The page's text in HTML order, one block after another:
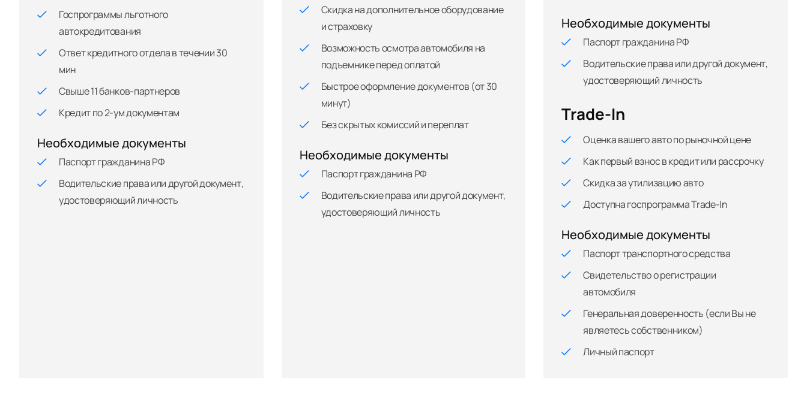
Госпрограммы льготного
автокредитования
Ответ кредитного отдела в течении 30
мин
Свыше 11 банков-партнеров
Кредит по 2-ум документам
Необходимые документы
Паспорт гражданина РФ
Водительские права или другой документ,
удостоверяющий личность
Скидка на дополнительное оборудование
и страховку
Возможность осмотра автомобиля на
подъемнике перед оплатой
Быстрое оформление документов (от 30
минут)
Без скрытых комиссий и переплат
Необходимые документы
Паспорт гражданина РФ
Водительские права или другой документ,
удостоверяющий личность
Необходимые документы
Паспорт гражданина РФ
Водительские права или другой документ,
удостоверяющий личность
Trade-In
Оценка вашего авто по рыночной цене
Как первый взнос в кредит или рассрочку
Скидка за утилизацию авто
Доступна госпрограмма Trade-In
Необходимые документы
Паспорт транспортного средства
Свидетельство о регистрации
автомобиля
Генеральная доверенность (если Вы не
являетесь собственником)
Личный паспорт